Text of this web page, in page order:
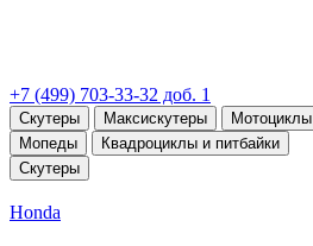
+7 (499) 703-33-32 доб. 1
Скутеры Максискутеры Мотоциклы
Мопеды
Квадроциклы и питбайки
Скутеры
Honda